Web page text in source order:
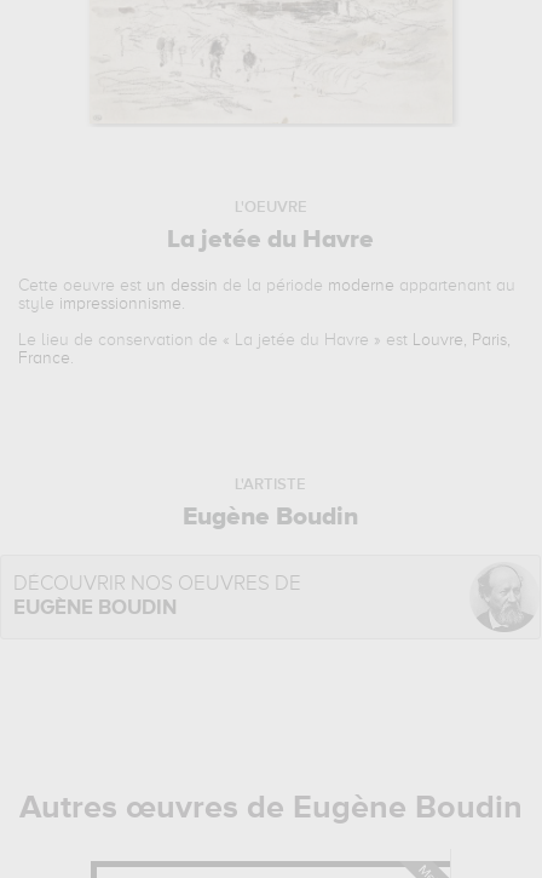
L'OEUVRE
La jetée du Havre
Cette oeuvre est un dessin de la période moderne appartenant au
style impressionnisme.
Le lieu de conservation de « La jetée du Havre » est Louvre, Paris,
France.
L'ARTISTE
Eugène Boudin
DÉCOUVRIR NOS OEUVRES DE
EUGÈNE BOUDIN
Autres œuvres de Eugène Boudin